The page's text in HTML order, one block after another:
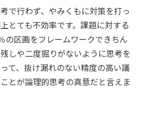
で行わず、やみくもに対策を打っ
とても不効率です。課題に対する
の区画をフレームワークできちん
しや二度掘りがないように思考を
て、抜け漏れのない精度の高い議
とが論理的思考の真意だと言えま